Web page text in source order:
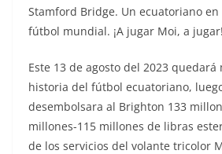
Stamford Bridge. Un ecuatoriano
fútbol mundial. ¡A jugar Moi, a jugar!
Este 13 de agosto del 2023
historia del fútbol ecuatoriano,
desembolsara al Brighton 133
millones-115 millones de libras
de los servicios del volante tricolor